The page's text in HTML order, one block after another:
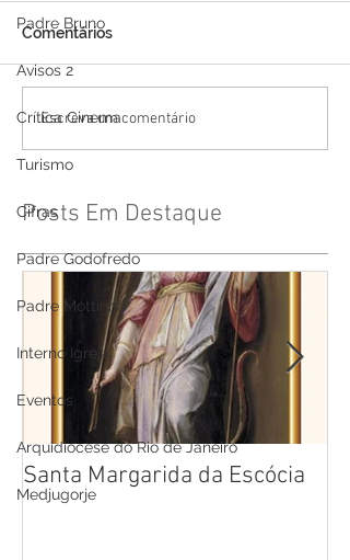
Padre Bruno
Avisos 2
Crítica Cinema
Turismo
Cifras
Padre Godofredo
Padre Mottinha
Interno Igreja
Eventos
Arquidiocese do Rio de Janeiro
Medjugorje
Comentários
Escreva um comentário
Posts Em Destaque
Santa Margarida da Escócia